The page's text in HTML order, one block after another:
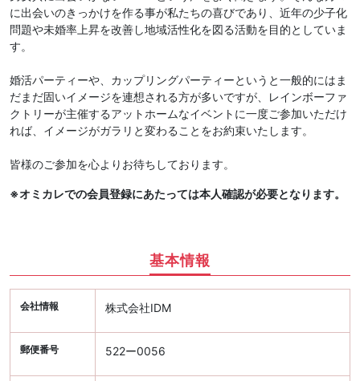
に出会いのきっかけを作る事が私たちの喜びであり、近年の少子化
問題や未婚率上昇を改善し地域活性化を図る活動を目的としていま
す。
婚活パーティーや、カップリングパーティーというと一般的にはま
だまだ固いイメージを連想される方が多いですが、レインボーファ
クトリーが主催するアットホームなイベントに一度ご参加いただけ
れば、イメージがガラリと変わることをお約束いたします。
皆様のご参加を心よりお待ちしております。
※オミカレでの会員登録にあたっては本人確認が必要となります。
基本情報
会社情報 株式会社IDM
郵便番号 522ー0056